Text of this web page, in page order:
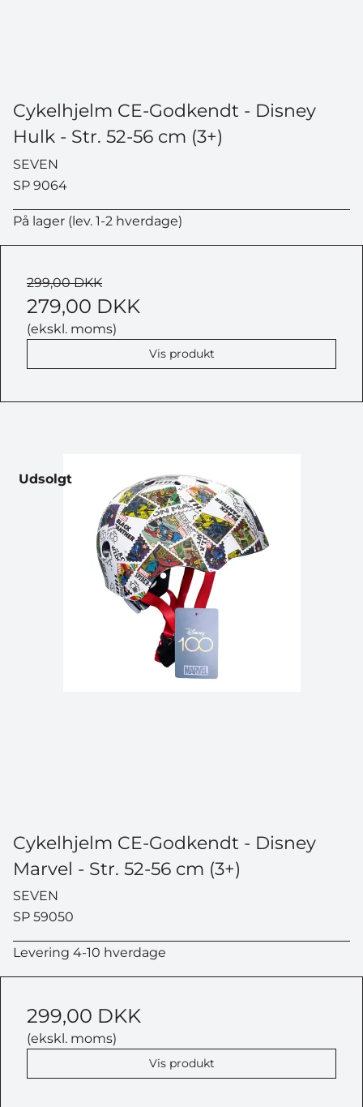
Cykelhjelm CE-Godkendt - Disney
Hulk - Str. 52-56 cm (3+)
SEVEN
SP 9064
På lager (lev. 1-2 hverdage)
299,00 DKK
279,00 DKK
(ekskl. moms)
Vis produkt
Udsolgt
Cykelhjelm CE-Godkendt - Disney
Marvel - Str. 52-56 cm (3+)
SEVEN
SP 59050
Levering 4-10 hverdage
299,00 DKK
(ekskl. moms)
Vis produkt
VIND EN ATERA
CYKELHOLDER
Deltag i vores største konkurrence